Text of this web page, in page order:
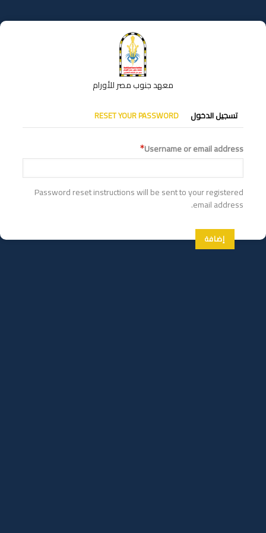
إلى
المحتوى
معهد جنوب مصر للأورام
التبويبات
الأساسية
تسجيل الدخول RESET YOUR PASSWORD
Username or email address
Password reset instructions will be sent to your registered
email address.